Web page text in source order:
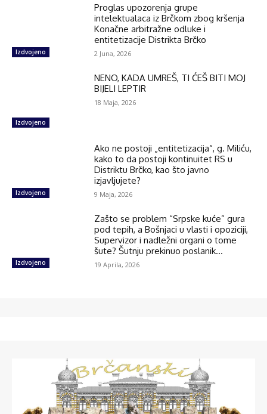
Izdvojeno
Proglas upozorenja grupe
intelektualaca iz Brčkom zbog kršenja
Konačne arbitražne odluke i
entitetizacije Distrikta Brčko
2 Juna, 2026
Izdvojeno
NENO, KADA UMREŠ, TI ĆEŠ BITI MOJ
BIJELI LEPTIR
18 Maja, 2026
Izdvojeno
Ako ne postoji „entitetizacija“, g. Miliću,
kako to da postoji kontinuitet RS u
Distriktu Brčko, kao što javno
izjavljujete?
9 Maja, 2026
Izdvojeno
Zašto se problem “Srpske kuće” gura
pod tepih, a Bošnjaci u vlasti i opoziciji,
Supervizor i nadležni organi o tome
šute? Šutnju prekinuo poslanik...
19 Aprila, 2026